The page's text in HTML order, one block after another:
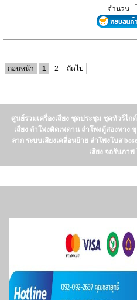
จำนวน :
ก่อนหน้า 1 2 ถัดไป
ศูนย์รวมเครื่องเสียง ชุดประชุม ชุดทัวร์ไ
เสียง ลำโพงติดเพดาน ลำโพงตู้สองทาง
ลาก ระบบเสียงเคลื่อนย้าย ลำโพงโบส
เสียง จอรับภาพ